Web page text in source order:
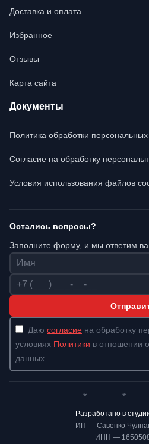
Доставка и оплата
Избранное
Отзывы
Карта сайта
Документы
Политика обработки
Согласие на обработку
Условия использования файлов
Остались вопросы?
Заполните форму, и мы ответим
Имя
Телефон
Даю согласие на обработку
условиях Политики в отношении
данных.
ИП — Савенко
ИНН —
* *
Разработано в